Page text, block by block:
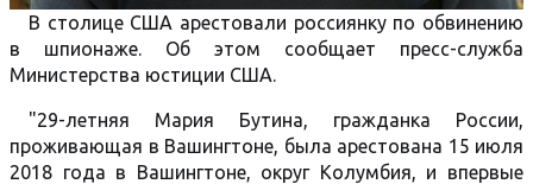
В столице США арестовали россиянку по обвинению
в шпионаже. Об этом сообщает пресс-служба
Министерства юстиции США.
"29-летняя Мария Бутина, гражданка России,
проживающая в Вашингтоне, была арестована 15 июля
2018 года в Вашингтоне, округ Колумбия, и впервые